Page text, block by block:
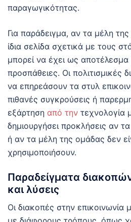
παραγωγικότητας.
Για παράδειγμα, αν τα μέλη
ίδια σελίδα σχετικά με τους
μπορεί να έχει ως
προσπάθειες. Οι πολιτισμικές
να επηρεάσουν τα στυλ
πιθανές συγκρούσεις ή
εξάρτηση από την τεχνολογία
δημιουργήσει προκλήσεις αν
ή αν τα μέλη της ομάδας δεν
χρησιμοποιήσουν.
Παραδείγματα
και λύσεις
Οι διακοπές στην